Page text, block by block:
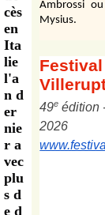
cès
en
Ita
lie
l'a
n d
er
nie
r a
vec
plu
s d
e d
Ambrossi
Mysius.
Festival
49e édition
2026